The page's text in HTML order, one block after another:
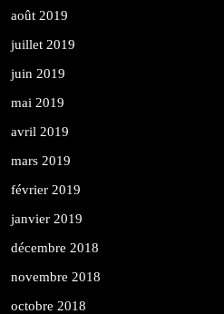
août 2019
juillet 2019
juin 2019
mai 2019
avril 2019
mars 2019
février 2019
janvier 2019
décembre 2018
novembre 2018
octobre 2018